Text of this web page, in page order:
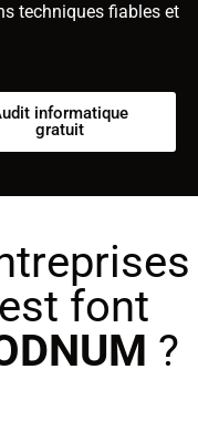
techniques fiables et
informatique
gratuit
font
?